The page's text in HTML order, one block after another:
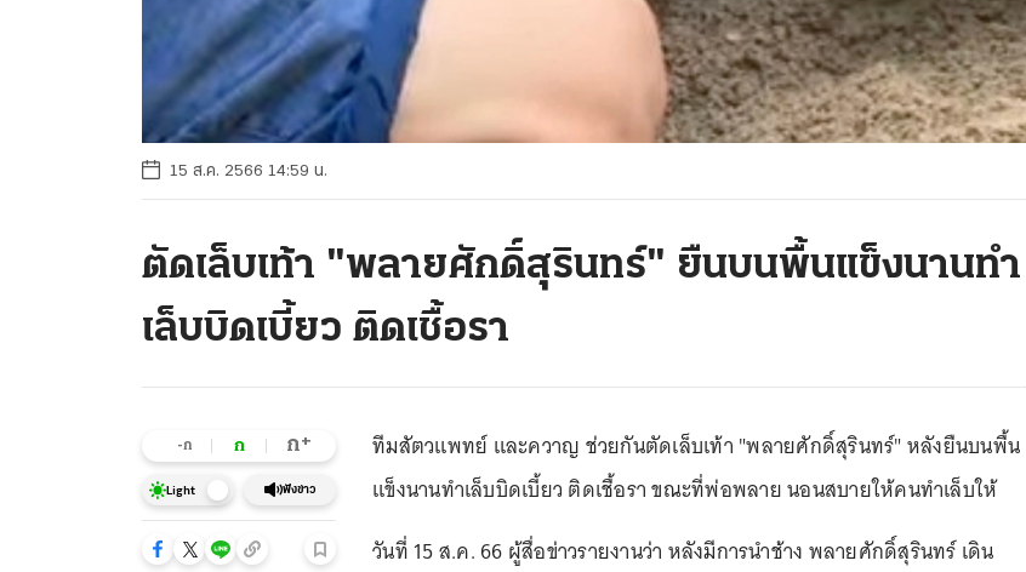
15 ส.ค. 2566 14:59 น.
ตัดเล็บเท้า "พลายศักดิ์สุรินทร์" ยืนบนพื้นแข็งนานทำ
เล็บบิดเบี้ยว ติดเชื้อรา
-ก ก ก+
Light ฟังข่าว
ทีมสัตวแพทย์ และควาญ ช่วยกันตัดเล็บเท้า "พลายศักดิ์สุรินทร์" หลังยืนบนพื้น
แข็งนานทำเล็บบิดเบี้ยว ติดเชื้อรา ขณะที่พ่อพลาย นอนสบายให้คนทำเล็บให้
วันที่ 15 ส.ค. 66 ผู้สื่อข่าวรายงานว่า หลังมีการนำช้าง พลายศักดิ์สุรินทร์ เดิน